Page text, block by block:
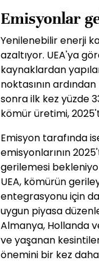
Emisyonlar
Yenilenebilir enerji
azaltıyor. UEA'ya
kaynaklardan
noktasının
sonra ilk kez yüzde
kömür üretimi,
Emisyon tarafında
emisyonlarının
gerilemesi
UEA, kömürün
entegrasyonu için
uygun piyasa
Almanya, Hollanda
ve yaşanan
önemini bir kez